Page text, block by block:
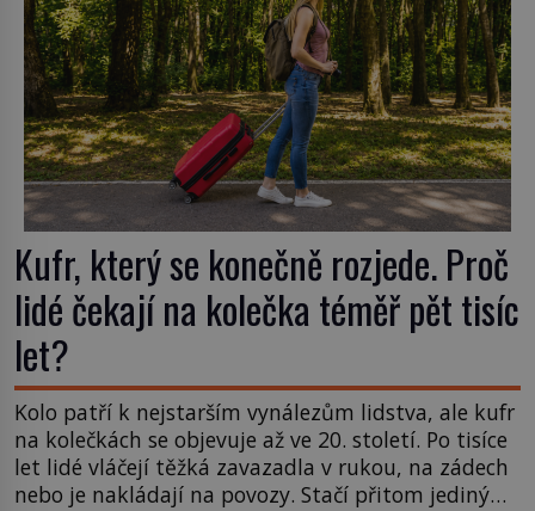
Kufr, který se konečně rozjede. Proč
lidé čekají na kolečka téměř pět tisíc
let?
Kolo patří k nejstarším vynálezům lidstva, ale kufr
na kolečkách se objevuje až ve 20. století. Po tisíce
let lidé vláčejí těžká zavazadla v rukou, na zádech
nebo je nakládají na povozy. Stačí přitom jediný